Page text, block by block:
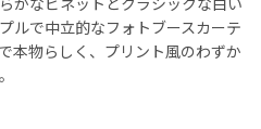
ルで中立的なフォトブースカーテ
本物らしく、プリント風のわずか